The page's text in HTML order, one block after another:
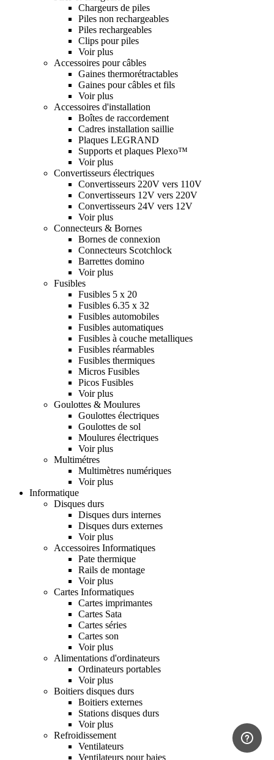
Chargeurs de piles
Piles non rechargeables
Piles rechargeables
Clips pour piles
Voir plus
Accessoires pour câbles
Gaines thermorétractables
Gaines pour câbles et fils
Voir plus
Accessoires d'installation
Boîtes de raccordement
Cadres installation saillie
Plaques LEGRAND
Supports et plaques Plexo™
Voir plus
Convertisseurs électriques
Convertisseurs 220V vers 110V
Convertisseurs 12V vers 220V
Convertisseurs 24V vers 12V
Voir plus
Connecteurs & Bornes
Bornes de connexion
Connecteurs Scotchlock
Barrettes domino
Voir plus
Fusibles
Fusibles 5 x 20
Fusibles 6.35 x 32
Fusibles automobiles
Fusibles automatiques
Fusibles à couche metalliques
Fusibles réarmables
Fusibles thermiques
Micros Fusibles
Picos Fusibles
Voir plus
Goulottes & Moulures
Goulottes électriques
Goulottes de sol
Moulures électriques
Voir plus
Multimétres
Multimètres numériques
Voir plus
Informatique
Disques durs
Disques durs internes
Disques durs externes
Voir plus
Accessoires Informatiques
Pate thermique
Rails de montage
Voir plus
Cartes Informatiques
Cartes imprimantes
Cartes Sata
Cartes séries
Cartes son
Voir plus
Alimentations d'ordinateurs
Ordinateurs portables
Voir plus
Boitiers disques durs
Boitiers externes
Stations disques durs
Voir plus
Refroidissement
Ventilateurs
Ventilateurs pour baies